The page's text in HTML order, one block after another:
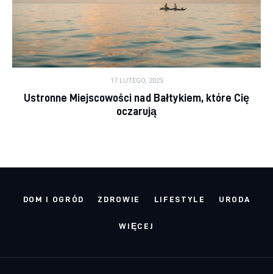
17 LUTEGO, 2025
Ustronne Miejscowości nad Bałtykiem, które Cię
oczarują
DOM I OGRÓD ZDROWIE LIFESTYLE URODA
WIĘCEJ